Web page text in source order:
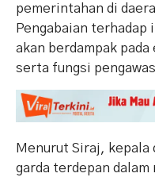
pemerintahan di
Pengabaian
akan berdampak
serta fungsi
Menurut Siraj, kepala
garda terdepan